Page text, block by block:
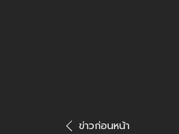
ข่าวก่อนหน้า